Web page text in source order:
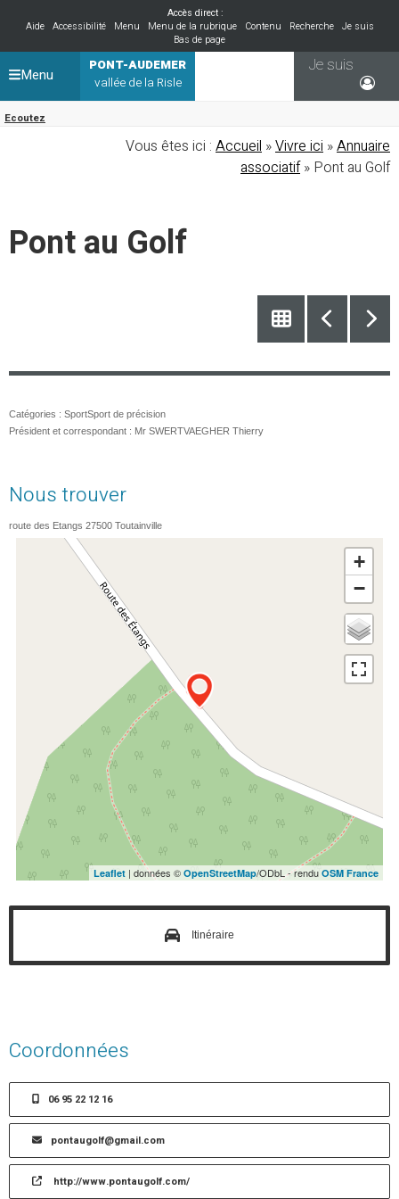
Accès direct :
Aide
Accessibilité Menu Menu de la rubrique Contenu Recherche
Je suis
Bas de page
PONT-AUDEMER
vallée de la Risle
Ecoutez
Je suis
Menu
Vous êtes ici : Accueil »Vivre ici »Annuaire
associatif» Pont au Golf
Pont au Golf
Catégories : SportSport de précision
Président et correspondant : Mr SWERTVAEGHER Thierry
Nous trouver
route des Etangs 27500 Toutainville
+
−
Leaflet | données © OpenStreetMap/ODbL - rendu OSM France
Itinéraire
Coordonnées
06 95 22 12 16
pontaugolf@gmail.com
http://www.pontaugolf.com/